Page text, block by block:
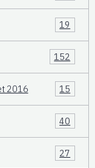
19
152
2016 15
40
27